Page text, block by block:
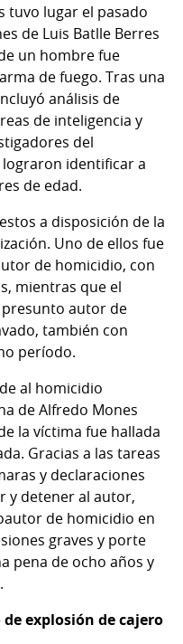
tuvo lugar el pasado
de Luis Batlle Berres
un hombre fue
de fuego. Tras una
análisis de
de inteligencia y
del
identificar a
de edad.
a disposición de la
Uno de ellos fue
de homicidio, con
mientras que el
autor de
también con
período.
al homicidio
de Alfredo Mones
la víctima fue hallada
Gracias a las tareas
y declaraciones
y detener al autor,
de homicidio en
graves y porte
pena de ocho años y
explosión de cajero